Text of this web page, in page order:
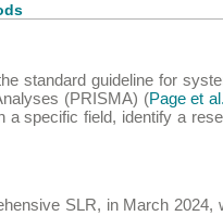
standard guideline for
(PRISMA) (Page et
a specific field, identify a
SLR, in March